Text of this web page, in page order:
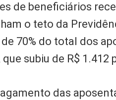
de beneficiários
o teto da
70% do total dos
subiu de R$ 1.412
das